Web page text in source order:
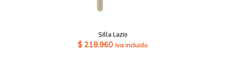
Silla Lazio
$ 218.960 iva incluido